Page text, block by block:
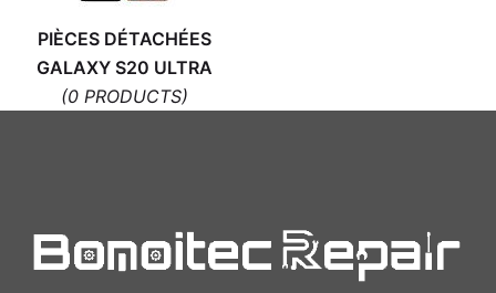
PIÈCES DÉTACHÉES
GALAXY S20 ULTRA
(0 PRODUCTS)